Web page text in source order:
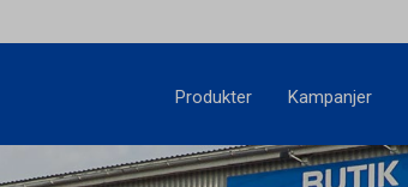
Produkter Kampanjer